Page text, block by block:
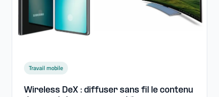
Travail mobile
Wireless DeX : diffuser sans fil le contenu